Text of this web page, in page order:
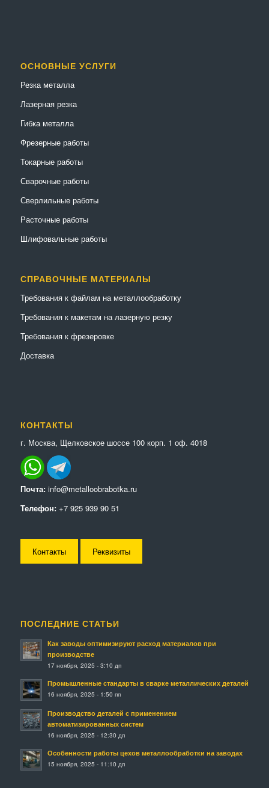
ОСНОВНЫЕ УСЛУГИ
Резка металла
Лазерная резка
Гибка металла
Фрезерные работы
Токарные работы
Сварочные работы
Сверлильные работы
Расточные работы
Шлифовальные работы
СПРАВОЧНЫЕ МАТЕРИАЛЫ
Требования к файлам на металлообработку
Требования к макетам на лазерную резку
Требования к фрезеровке
Доставка
КОНТАКТЫ
г. Москва, Щелковское шоссе 100 корп. 1 оф. 4018
Почта: info@metalloobrabotka.ru
Телефон: +7 925 939 90 51
Контакты Реквизиты
ПОСЛЕДНИЕ СТАТЬИ
Как заводы оптимизируют расход материалов при
производстве
17 ноября, 2025 - 3:10 дп
Промышленные стандарты в сварке металлических деталей
16 ноября, 2025 - 1:50 пп
Производство деталей с применением
автоматизированных систем
16 ноября, 2025 - 12:30 дп
Особенности работы цехов металлообработки на заводах
15 ноября, 2025 - 11:10 дп